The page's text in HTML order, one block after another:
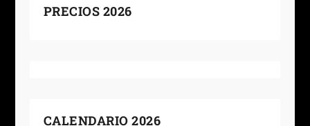
PRECIOS 2026
CALENDARIO 2026